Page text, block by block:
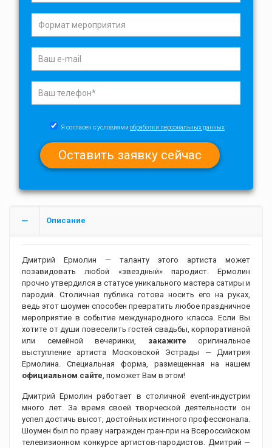
Я согласен с условиями обработки персональных данных
Описание
Дмитрий Ермолин — таланту этого артиста может
позавидовать любой «звездный» пародист. Ермолин
прочно утвердился в статусе уникального мастера сатиры и
пародий. Столичная публика готова носить его на руках,
ведь этот шоумен способен превратить любое праздничное
мероприятие в событие международного класса. Если Вы
хотите от души повеселить гостей свадьбы, корпоративной
или семейной вечеринки, закажите оригинальное
выступление артиста Московской Эстрады — Дмитрия
Ермолина. Специальная форма, размещенная на нашем
официальном сайте, поможет Вам в этом!
Дмитрий Ермолин работает в столичной event-индустрии
много лет. За время своей творческой деятельности он
успел достичь высот, достойных истинного профессионала.
Шоумен был по праву награжден гран-при на Всероссийском
телевизионном конкурсе артистов-пародистов. Дмитрий —